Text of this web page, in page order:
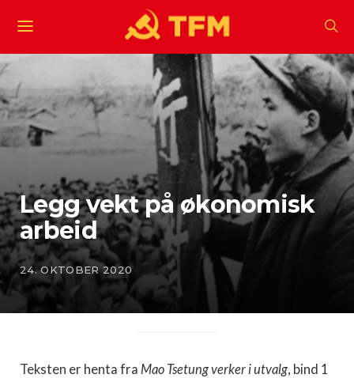
Legg vekt på økonomisk
arbeid
24. OKTOBER 2020
Teksten er henta fra Mao Tsetung verker i utvalg, bind 1